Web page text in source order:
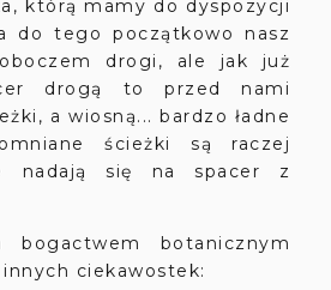
którą mamy do dyspozycji
do tego początkowo nasz
drogi, ale jak już
drogą to przed nami
a wiosną... bardzo ładne
ścieżki są raczej
nadają się na spacer z
bogactwem botanicznym
ciekawostek: